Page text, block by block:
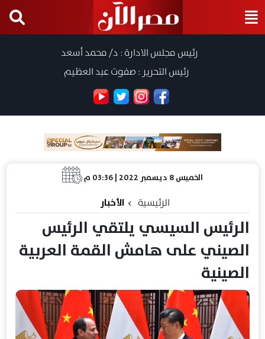
رئيس مجلس الادارة : د/ محمد أسعد
رئيس التحرير : صفوت عبد العظيم
الخميس 8 ديسمبر 2022 | 03:36 م
الرئيسية الأخبار
الرئيس السيسي يلتقي الرئيس
الصيني على هامش القمة العربية
الصينية